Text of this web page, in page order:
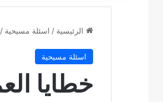
الرئيسية / اسئلة مسيحية /
اسئلة مسيحية
خطايا